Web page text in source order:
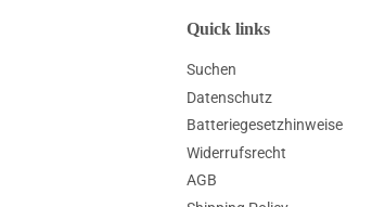
Quick links
Suchen
Datenschutz
Batteriegesetzhinweise
Widerrufsrecht
AGB